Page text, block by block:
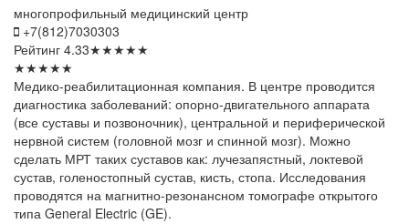
многопрофильный медицинский центр
+7(812)7030303
Рейтинг 4.33★★★★★
★★★★★
Медико-реабилитационная компания. В центре проводится
диагностика заболеваний: опорно-двигательного аппарата
(все суставы и позвоночник), центральной и периферической
нервной систем (головной мозг и спинной мозг). Можно
сделать МРТ таких суставов как: лучезапястный, локтевой
сустав, голеностопный сустав, кисть, стопа. Исследования
проводятся на магнитно-резонансном томографе открытого
типа General Electric (GE).